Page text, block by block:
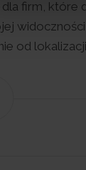
firm, które
widoczności
od lokalizacji